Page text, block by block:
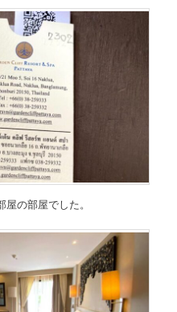
の部屋でした。